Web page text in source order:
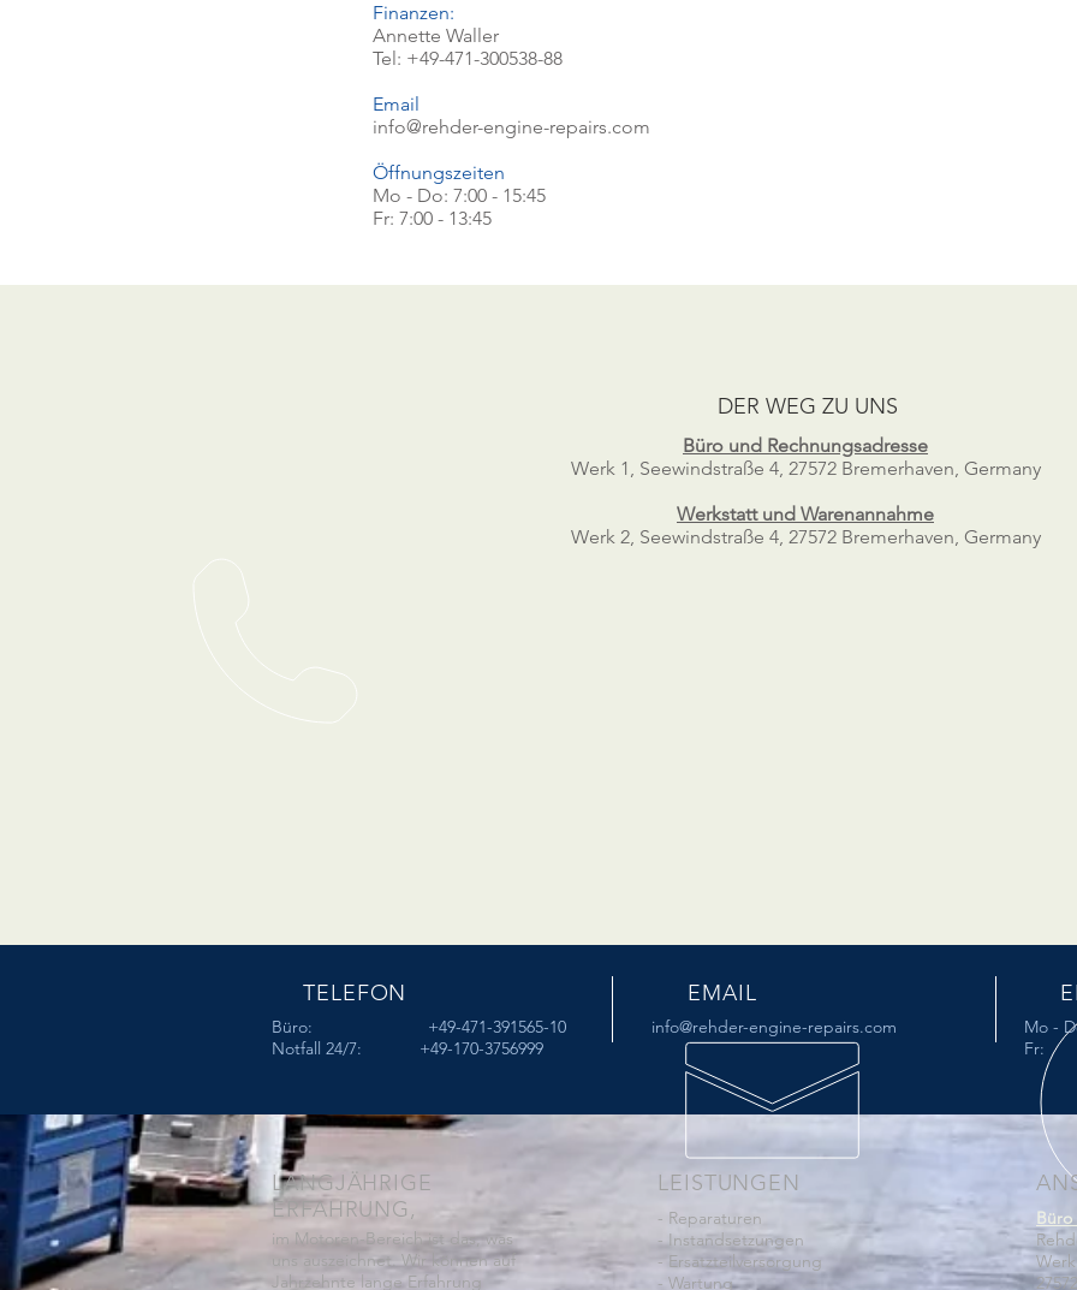
Finanzen:
Annette Waller
Tel: +49-471-300538-88
Email
info@rehder-engine-repairs.com
Öffnungszeiten
Mo - Do: 7:00 - 15:45
​​Fr: 7:00 - 13:45
DER WEG ZU UNS
Büro und Rechnungsadresse
Werk 1, Seewindstraße 4, 27572 Bremerhaven, Germany
Werkstatt und Warenannahme
Werk 2, Seewindstraße 4, 27572 Bremerhaven, Germany
TELEFON
Büro: +49-471-391565-10
Notfall 24/7: +49-170-3756999
EMAIL
info@rehder-engine-repairs.com
Mo -
Fr:
LANGJÄHRIGE
ERFAHRUNG,
im Motoren-Bereich ist das, was
uns auszeichnet. Wir können auf
Jahrzehnte lange Erfahrung
LEISTUNGEN
- Reparaturen
- Instandsetzungen
- Ersatzteilversorgung
- Wartung
Büro